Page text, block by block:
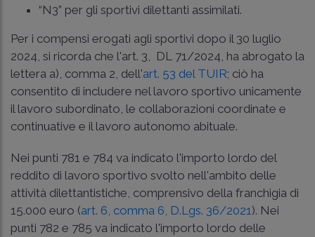
“N3” per gli sportivi dilettanti assimilati.
Per i compensi erogati agli sportivi dopo il 30 luglio
2024, si ricorda che l'art. 3, DL 71/2024 , ha abrogato la
lettera a), comma 2, dell'art. 53 del TUIR; ciò ha
consentito di includere nel lavoro sportivo unicamente
il lavoro subordinato, le collaborazioni coordinate e
continuative e il lavoro autonomo abituale.
Nei punti 781 e 784 va indicato l'importo lordo del
reddito di lavoro sportivo svolto nell'ambito delle
attività dilettantistiche, comprensivo della franchigia di
15.000 euro (art. 6, comma 6, D.Lgs. 36/2021 ). Nei
punti 782 e 785 va indicato l'importo lordo delle